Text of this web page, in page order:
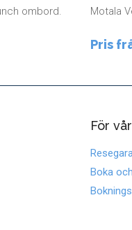
ombord.
Motala
Pris
För
Boka